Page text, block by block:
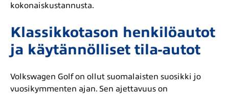
kokonaiskustannusta.
Klassikkotason henkilöautot
ja käytännölliset tila-autot
Volkswagen Golf on ollut suomalaisten suosikki jo
vuosikymmenten ajan. Sen ajettavuus on